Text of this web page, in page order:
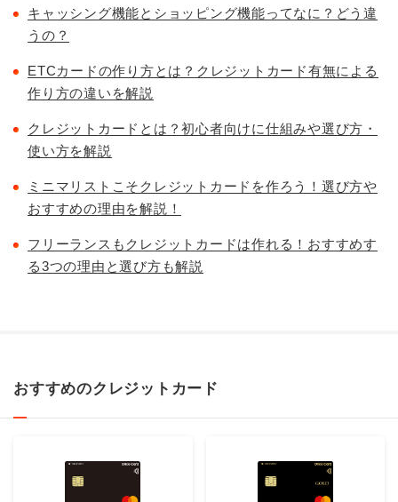
キャッシング機能とショッピング機能ってなに？どう違
うの？
ETCカードの作り方とは？クレジットカード有無による
作り方の違いを解説
クレジットカードとは？初心者向けに仕組みや選び方・
使い方を解説
ミニマリストこそクレジットカードを作ろう！選び方や
おすすめの理由を解説！
フリーランスもクレジットカードは作れる！おすすめす
る3つの理由と選び方も解説
おすすめのクレジットカード